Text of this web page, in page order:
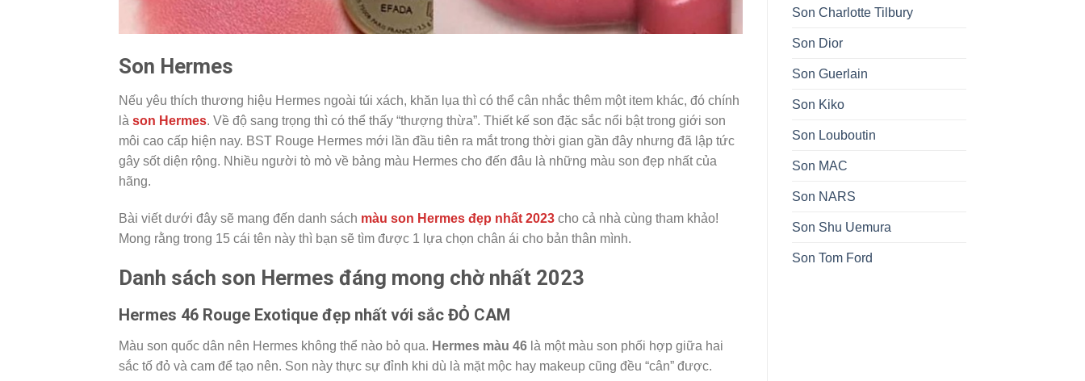
Son Hermes
Nếu yêu thích thương hiệu Hermes ngoài túi xách, khăn lụa thì có thể cân nhắc thêm một item khác, đó chính
là son Hermes. Về độ sang trọng thì có thể thấy “thượng thừa”. Thiết kế son đặc sắc nổi bật trong giới son
môi cao cấp hiện nay. BST Rouge Hermes mới lần đầu tiên ra mắt trong thời gian gần đây nhưng đã lập tức
gây sốt diện rộng. Nhiều người tò mò về bảng màu Hermes cho đến đâu là những màu son đẹp nhất của
hãng.
Bài viết dưới đây sẽ mang đến danh sách màu son Hermes đẹp nhất 2023 cho cả nhà cùng tham khảo!
Mong rằng trong 15 cái tên này thì bạn sẽ tìm được 1 lựa chọn chân ái cho bản thân mình.
Danh sách son Hermes đáng mong chờ nhất 2023
Hermes 46 Rouge Exotique đẹp nhất với sắc ĐỎ CAM
Màu son quốc dân nên Hermes không thể nào bỏ qua. Hermes màu 46 là một màu son phối hợp giữa hai
sắc tố đỏ và cam để tạo nên. Son này thực sự đỉnh khi dù là mặt mộc hay makeup cũng đều “cân” được.
Son Charlotte Tilbury
Son Dior
Son Guerlain
Son Kiko
Son Louboutin
Son MAC
Son NARS
Son Shu Uemura
Son Tom Ford